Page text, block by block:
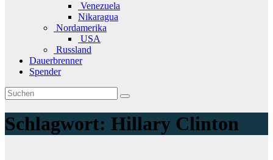
Venezuela
Nikaragua
Nordamerika
USA
Russland
Dauerbrenner
Spender
Schlagwort: Hillary Clinton